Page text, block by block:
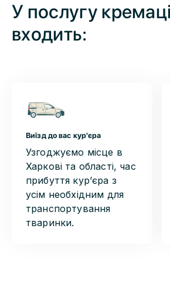
У послугу
входить:
Виїзд до вас кур'єра
Узгоджуємо місце в
Харкові та області, час
прибуття курʼєра з
усім необхідним для
транспортування
тваринки.